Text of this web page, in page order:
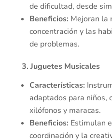
de dificultad, desde
Beneficios: Mejoran la
concentración y las
de problemas.
3. Juguetes Musicales
Características:
adaptados para niños,
xilófonos y maracas.
Beneficios: Estimulan
coordinación y la